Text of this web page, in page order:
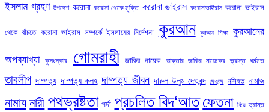
ইসলাম গ্রহণ উপদেশ করোনা করোনা থেকে মুক্তি করোনা ভাইরাস করোনাভাইরাস করোনা ভাইরাস
থেকে বাঁচতে করোনা ভাইরাস সম্পর্কে ইসলামের নির্দেশনা কুরআন কুরআন শিক্ষা কুরআনের
অপব্যাখ্যা কুসংস্কার গোমরাহী জাকির নায়েক ডাক্তার জাকির নায়েকের ভ্রান্ত ধর্মমত
তাবলীগ দাম্পত্য দাম্পত্য কলহ দাম্পত্য জীবন দারুল উলুম দেওবন্দ দেওবন্দ নসিহত নামাজ
নামায নারী পথভ্রষ্টতা পর্দা প্রচলিত বিদ‘আত ফেতনা বিয়ে ভ্রান্ত